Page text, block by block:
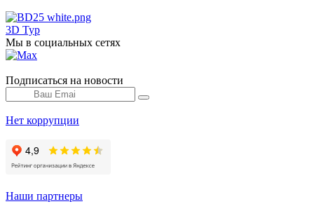
3D Тур
Мы в социальных сетях
Подписаться на новости
Нет коррупции
Наши партнеры